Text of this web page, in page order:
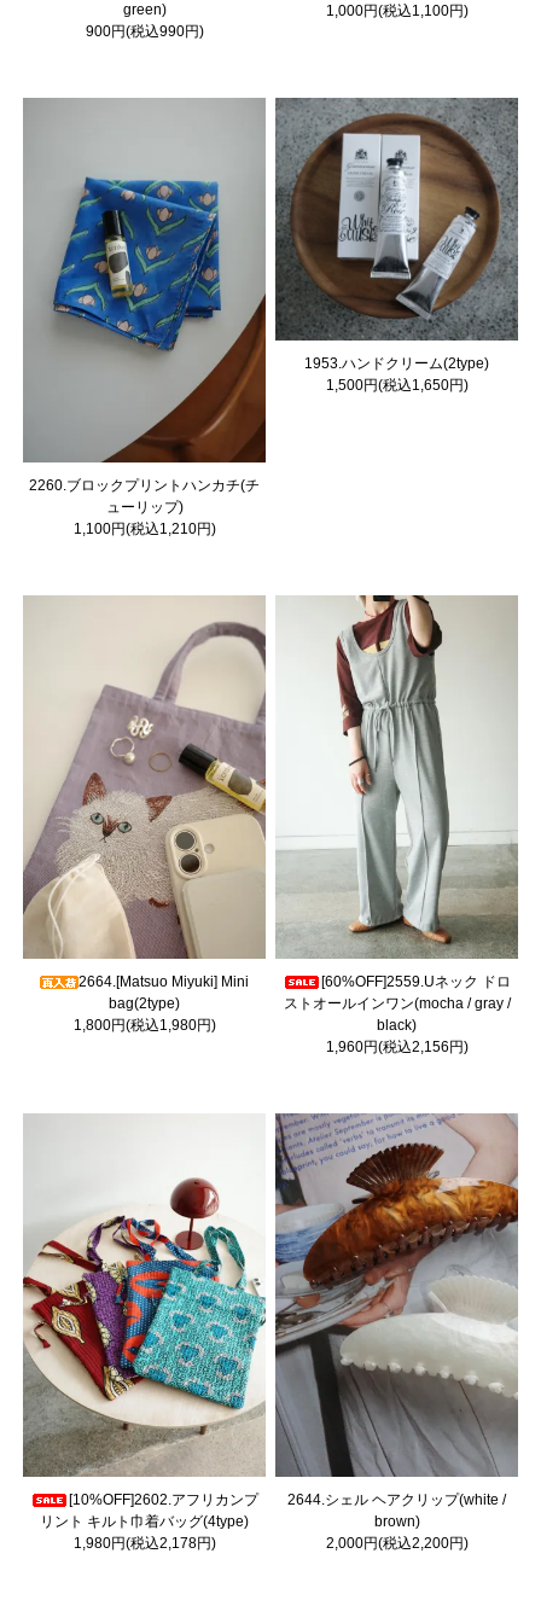
green)
900円(税込990円)
1,000円(税込1,100円)
2260.ブロックプリントハンカチ(チ
ューリップ)
1,100円(税込1,210円)
1953.ハンドクリーム(2type)
1,500円(税込1,650円)
2664.[Matsuo Miyuki] Mini
bag(2type)
1,800円(税込1,980円)
[60%OFF]2559.Uネック ドロ
ストオールインワン(mocha / gray /
black)
1,960円(税込2,156円)
[10%OFF]2602.アフリカンプ
リント キルト巾着バッグ(4type)
1,980円(税込2,178円)
2644.シェル ヘアクリップ(white /
brown)
2,000円(税込2,200円)